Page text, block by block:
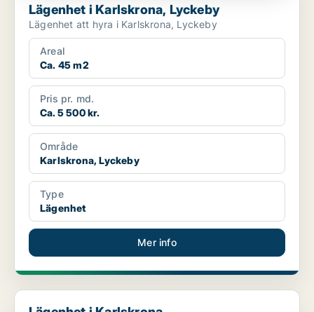
Lägenhet i Karlskrona, Lyckeby
Lägenhet att hyra i Karlskrona, Lyckeby
Areal
Ca. 45 m2
Pris pr. md.
Ca. 5 500 kr.
Område
Karlskrona, Lyckeby
Type
Lägenhet
Mer info
Lägenhet i Karlskrona